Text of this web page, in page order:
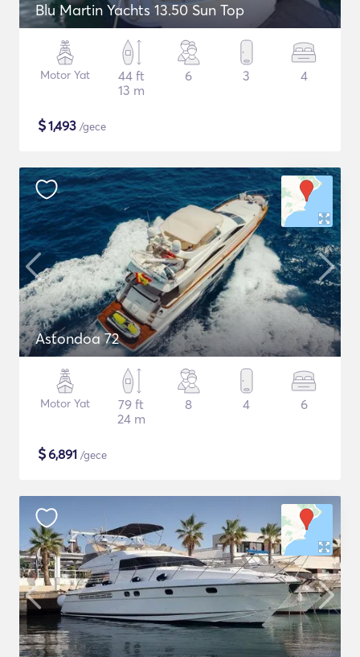
Blu Martin Yachts 13.50 Sun Top
Motor Yat
44 ft
13 m
6 3 4
$1,493 /gece
Astondoa 72
Motor Yat
79 ft
24 m
8 4 6
$6,891 /gece